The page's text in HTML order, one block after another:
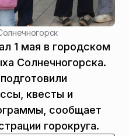
1 мая в городском
Солнечногорска.
квесты и
сообщает
горокруга.